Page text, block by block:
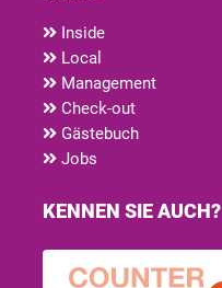
Inside
Local
Management
Check-out
Gästebuch
Jobs
KENNEN SIE AUCH?